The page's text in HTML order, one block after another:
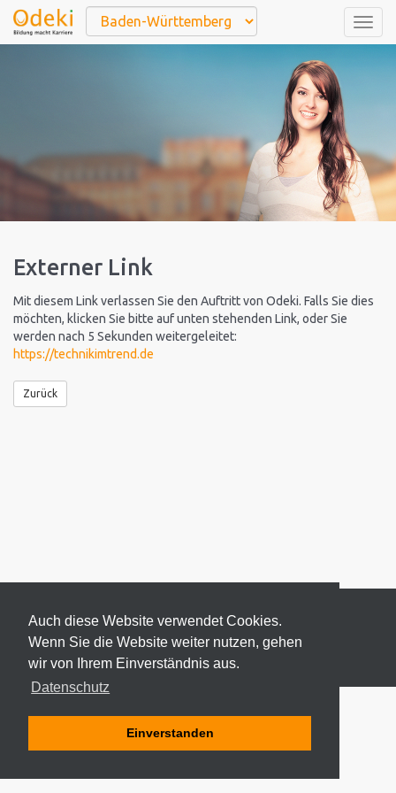
Auch diese Website verwendet Cookies.
Wenn Sie die Website weiter nutzen, gehen
wir von Ihrem Einverständnis aus.
Datenschutz
Einverstanden
Externer Link
Mit diesem Link verlassen Sie den Auftritt von Odeki. Falls Sie dies
möchten, klicken Sie bitte auf unten stehenden Link, oder Sie
werden nach 5 Sekunden weitergeleitet:
https://technikimtrend.de
Zurück
© 2026 ODEKI - ALLE RECHTE VORBEHALTEN